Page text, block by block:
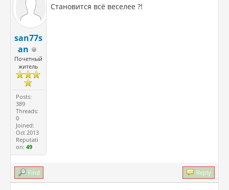
san77s
an
Почетный
житель
Posts:
389
Threads:
0
Joined:
Oct 2013
Reputati
on:49
Становится всё веселее ?!
Find Reply